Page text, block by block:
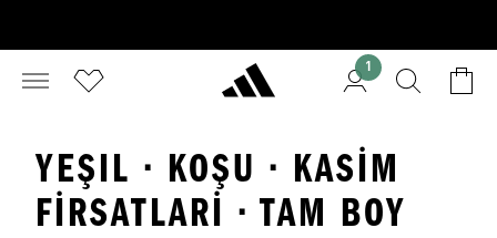
1
YEŞIL · KOŞU · KASIM
FIRSATLARI · TAM BOY